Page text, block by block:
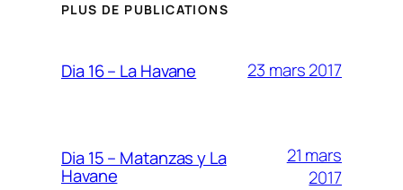
PLUS DE PUBLICATIONS
Dia 16 – La Havane 23 mars 2017
Dia 15 – Matanzas y La
Havane
21 mars
2017